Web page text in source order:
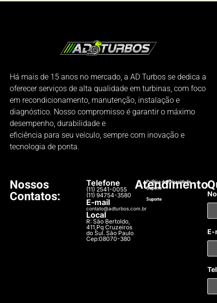
Há mais de 15 anos no mercado, a AD Turbos se dedica a
oferecer serviços de alta qualidade em turbinas, com foco
em recondicionamento, manutenção, instalação e
diagnóstico. Nosso compromisso é garantir o máximo
desempenho, durabilidade e
eficiência para seu veículo, sempre com inovação e
tecnologia de ponta.
Nossos
Contatos:
Telefone
(11) 2541-0055
(11) 94754-3580
E-mail
contato@adturbos.com.br
Local
R: São Bertoldo,
411,Pq Cruzeiros
do Sul. São Paulo
Cep:08070-380
Atendimento
Política de Privacidade
Suporte​
Suporte​